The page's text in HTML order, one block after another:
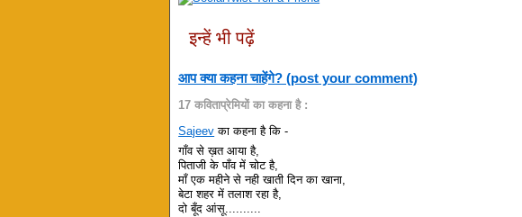
इन्हें भी पढ़ें
आप क्या कहना चाहेंगे? (post your comment)
17 कविताप्रेमियों का कहना है :
Sajeev का कहना है कि -
गाँव से ख़त आया है,
पिताजी के पाँव में चोट है,
माँ एक महीने से नही खाती दिन का खाना,
बेटा शहर में तलाश रहा है,
दो बूँद आंसू..........